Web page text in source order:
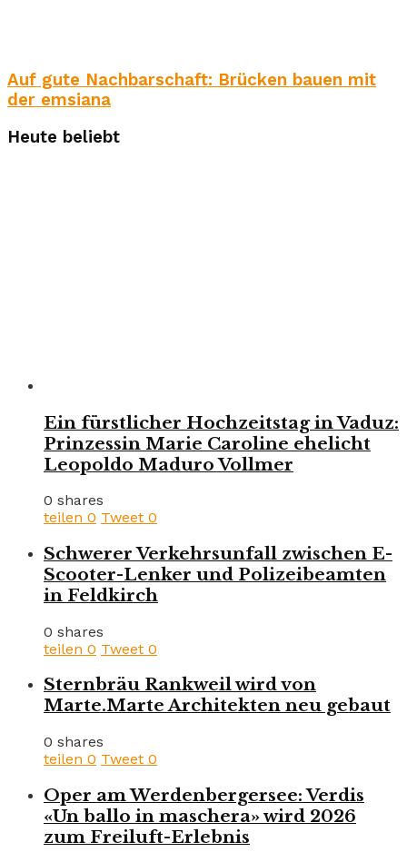
Auf gute Nachbarschaft: Brücken bauen mit
der emsiana
Heute beliebt
Ein fürstlicher Hochzeitstag in Vaduz:
Prinzessin Marie Caroline ehelicht
Leopoldo Maduro Vollmer
0 shares
teilen 0 Tweet 0
Schwerer Verkehrsunfall zwischen E-
Scooter-Lenker und Polizeibeamten
in Feldkirch
0 shares
teilen 0 Tweet 0
Sternbräu Rankweil wird von
Marte.Marte Architekten neu gebaut
0 shares
teilen 0 Tweet 0
Oper am Werdenbergersee: Verdis
«Un ballo in maschera» wird 2026
zum Freiluft-Erlebnis